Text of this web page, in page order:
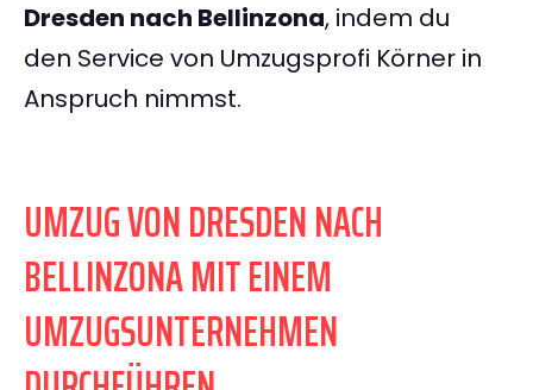
Dresden nach Bellinzona, indem du
den Service von Umzugsprofi Körner in
Anspruch nimmst.
UMZUG VON DRESDEN NACH
BELLINZONA MIT EINEM
UMZUGSUNTERNEHMEN